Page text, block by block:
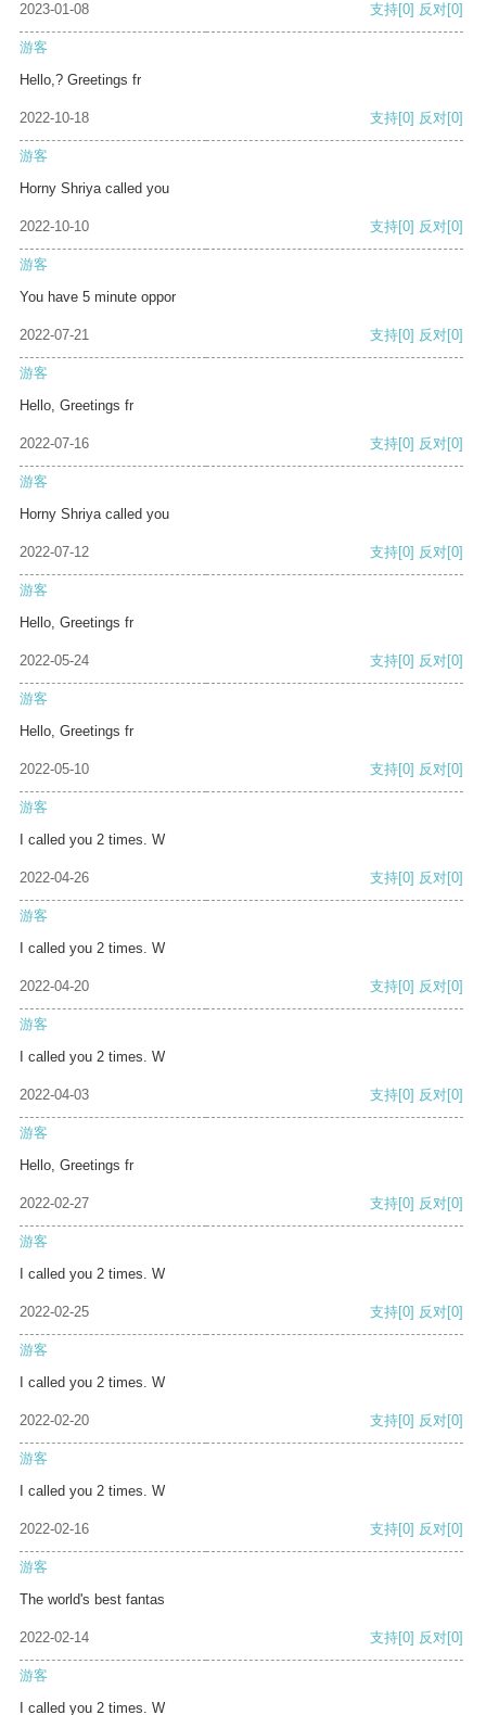
2023-01-08 支持[0] 反对[0]
游客
Hello,? Greetings fr
2022-10-18 支持[0] 反对[0]
游客
Horny Shriya called you
2022-10-10 支持[0] 反对[0]
游客
You have 5 minute oppor
2022-07-21 支持[0] 反对[0]
游客
Hello, Greetings fr
2022-07-16 支持[0] 反对[0]
游客
Horny Shriya called you
2022-07-12 支持[0] 反对[0]
游客
Hello, Greetings fr
2022-05-24 支持[0] 反对[0]
游客
Hello, Greetings fr
2022-05-10 支持[0] 反对[0]
游客
I called you 2 times. W
2022-04-26 支持[0] 反对[0]
游客
I called you 2 times. W
2022-04-20 支持[0] 反对[0]
游客
I called you 2 times. W
2022-04-03 支持[0] 反对[0]
游客
Hello, Greetings fr
2022-02-27 支持[0] 反对[0]
游客
I called you 2 times. W
2022-02-25 支持[0] 反对[0]
游客
I called you 2 times. W
2022-02-20 支持[0] 反对[0]
游客
I called you 2 times. W
2022-02-16 支持[0] 反对[0]
游客
The world's best fantas
2022-02-14 支持[0] 反对[0]
游客
I called you 2 times. W